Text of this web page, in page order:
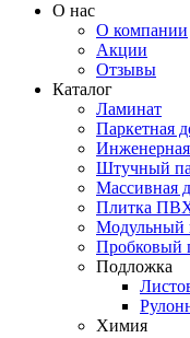
О нас
О компании
Акции
Отзывы
Каталог
Ламинат
Паркетная
Инженерная
Штучный
Массивная
Плитка
Модульный
Пробковый
Подложка
Химия